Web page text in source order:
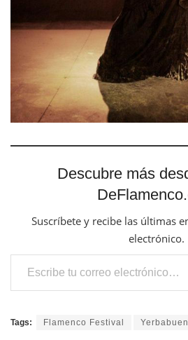
Descubre más
Suscríbete y recibe las últimas
electrónico.
Escribe tu correo electrónico…
Tags: Flamenco Festival